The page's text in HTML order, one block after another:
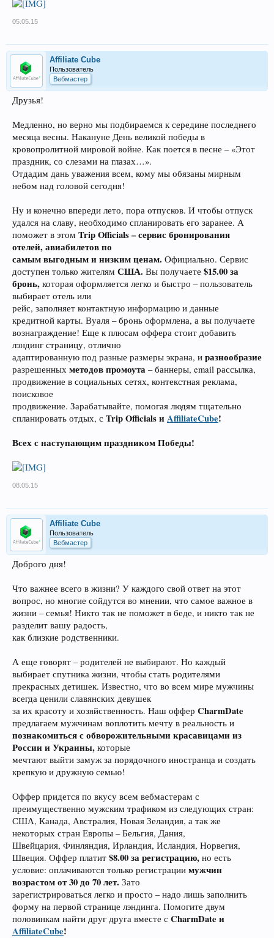
05.05.15
Affiliate Cube
Пользователь
Вебмастер
Друзья!
Медленно, но верно мы подбираемся к середине последнего
месяца весны. Накануне День великой победы в
кровопролитной мировой войне. Как поется в песне – «Этот
праздник, со слезами на глазах…».
Отдадим дань уважения всем, кому мы обязаны мирным
небом над головой сегодня!
Ну и конечно впереди лето, пора отпусков. И чтобы отпуск
удался на славу, необходимо спланировать его заранее. А
поможет в этом Trip Officials – сервис бронирования
отелей, авиабилетов по
самым выгодным и низким ценам. Официально. Сервис
доступен только жителям США. Вы получаете $15.00 за
бронь, которая оформляется легко и быстро – пользователь
выбирает отель или
рейс, заполняет контактную информацию и данные
кредитной карты. Вуаля – бронь оформлена, а вы получаете
вознаграждение! Еще к плюсам оффера стоит добавить
лэндинг страницу, отлично
адаптированную под разные размеры экрана, и разнообразие
разрешенных методов промоута – баннеры, email рассылка,
продвижение в социальных сетях, контекстная реклама,
поисковое
продвижение. Зарабатывайте, помогая людям тщательно
спланировать отдых, с Trip Officials иAffiliateCube!
Всех с наступающим праздником Победы!
08.05.15
Affiliate Cube
Пользователь
Вебмастер
Доброго дня!
Что важнее всего в жизни? У каждого свой ответ на этот
вопрос, но многие сойдутся во мнении, что самое важное в
жизни – семья! Никто так не поможет в беде, и никто так не
разделит вашу радость,
как близкие родственники.
А еще говорят – родителей не выбирают. Но каждый
выбирает спутника жизни, чтобы стать родителями
прекрасных детишек. Известно, что во всем мире мужчины
всегда ценили славянских девушек
за их красоту и хозяйственность. Наш оффер CharmDate
предлагаем мужчинам воплотить мечту в реальность и
познакомиться с обворожительными красавицами из
России и Украины, которые
мечтают выйти замуж за порядочного иностранца и создать
крепкую и дружную семью!
Оффер придется по вкусу всем вебмастерам с
преимущественно мужским трафиком из следующих стран:
США, Канада, Австралия, Новая Зеландия, а так же
некоторых стран Европы – Бельгия, Дания,
Швейцария, Финляндия, Ирландия, Исландия, Норвегия,
Швеция. Оффер платит $8.00 за регистрацию, но есть
условие: оплачиваются только регистрации мужчин
возрастом от 30 до 70 лет. Зато
зарегистрироваться легко и просто – надо лишь заполнить
форму на первой странице лэндинга. Помогите двум
половинкам найти друг друга вместе с CharmDate и
AffiliateCube!